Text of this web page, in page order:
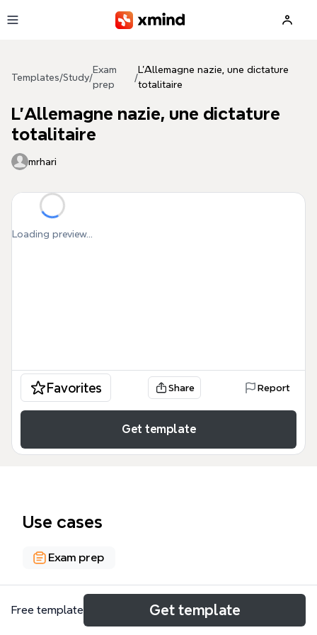
Templates/Study/
Exam
prep
/
L'Allemagne nazie, une dictature
totalitaire
L'Allemagne nazie, une dictature
totalitaire
mrhari
Loading preview...
Favorites Share Report
Get template
Use cases
Exam prep
About
Free template Get template